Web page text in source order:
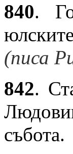
840.
(писа
842.
събота.